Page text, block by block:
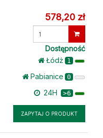
578,20 zł
Dostępność
Łódż 1
Pabianice 0
24H >6
ZAPYTAJ O PRODUKT